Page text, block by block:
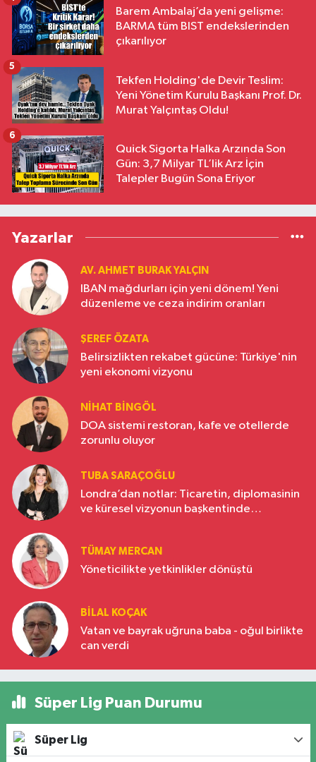
Barem Ambalaj’da yeni gelişme:
BARMA tüm BIST endekslerinden
çıkarılıyor
Tekfen Holding'de Devir Teslim:
Yeni Yönetim Kurulu Başkanı Prof. Dr.
Murat Yalçıntaş Oldu!
5
Quick Sigorta Halka Arzında Son
Gün: 3,7 Milyar TL’lik Arz İçin
Talepler Bugün Sona Eriyor
6
Yazarlar
AV. AHMET BURAK YALÇIN
IBAN mağdurları için yeni dönem! Yeni
düzenleme ve ceza indirim oranları
ŞEREF ÖZATA
Belirsizlikten rekabet gücüne: Türkiye'nin
yeni ekonomi vizyonu
NIHAT BINGÖL
DOA sistemi restoran, kafe ve otellerde
zorunlu oluyor
TUBA SARAÇOĞLU
Londra’dan notlar: Ticaretin, diplomasinin
ve küresel vizyonun başkentinde
TÜMAY MERCAN
Yöneticilikte yetkinlikler dönüştü
BILAL KOÇAK
Vatan ve bayrak uğruna baba - oğul birlikte
can verdi
Süper Lig Puan Durumu
Süper Lig